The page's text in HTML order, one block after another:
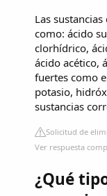
Las
como: ácido
clorhídrico,
ácido acético,
fuertes como
potasio,
sustancias
Solicitud de
Ver respuesta
¿Qué